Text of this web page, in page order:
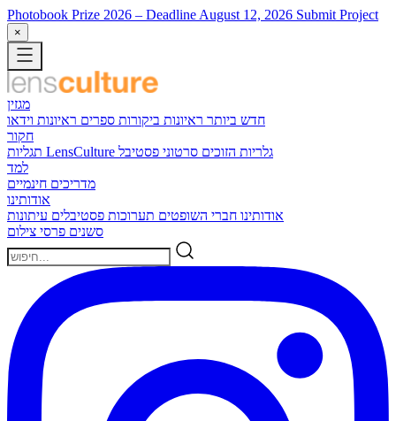
Photobook Prize 2026 – Deadline August 12, 2026 Submit Project
×
מגזין
חדש ביותר ראיונות ביקורות ספרים ראיונות וידאו
חקור
תגליות LensCulture
גלריות הזוכים סרטוני פסטיבל
למד
מדריכים חינמיים
אודותינו
אודותינו חברי השופטים תערוכות פסטיבלים עיתונות
סשנים פרסי צילום